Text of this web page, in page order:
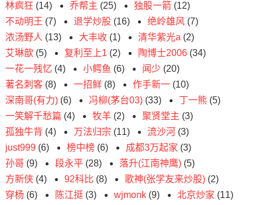
林疯狂 (14) 乔帮主 (25) 独股一箭(12)
不动明王 (7) 退学炒股(16) 绝岭雄风(7)
浓汤野人 (13) 大丰收(1) 清华紫光a (2)
艾琳歆(5) 复利至上1 (2) 陶博士2006(34)
一花一残忆 (4) 小鳄鱼 (6) 闻少 (20)
著名刺客(8) 一招鲜(8) 作手新一(10)
深南哥(有力)(6) 冯柳(茅台03)(33) 丁一熊(5)
一笑解千愁篇 (4) 牧羊(2) 聚贤堂主 (3)
孤独牛背 (4) 万法归宗 (11) 流沙河 (3)
just999(6) 榜中榜(6) 成都3万起家 (3)
孙哥(9) 段永平(28) 落升(江南神鹰)(5)
方新侠(4) 92科比 (8) 歌神(张学友来炒股)(2)
穿杨 (6) 陈江挺(3) wjmonk(9) 北京炒家 (11)